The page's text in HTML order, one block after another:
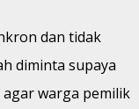
dan tidak
diminta supaya
warga pemilik